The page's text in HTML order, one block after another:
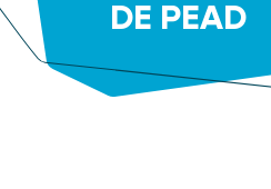
DE PEAD